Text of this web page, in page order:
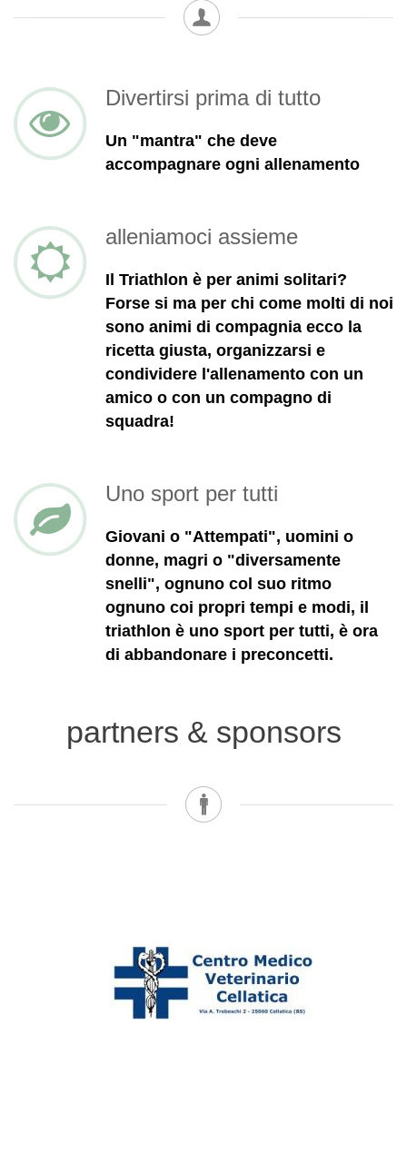
Divertirsi prima di tutto
Un "mantra" che deve
accompagnare ogni allenamento
alleniamoci assieme
Il Triathlon è per animi solitari?
Forse si ma per chi come molti di noi
sono animi di compagnia ecco la
ricetta giusta, organizzarsi e
condividere l'allenamento con un
amico o con un compagno di
squadra!
Uno sport per tutti
Giovani o "Attempati", uomini o
donne, magri o "diversamente
snelli", ognuno col suo ritmo
ognuno coi propri tempi e modi, il
triathlon è uno sport per tutti, è ora
di abbandonare i preconcetti.
partners & sponsors